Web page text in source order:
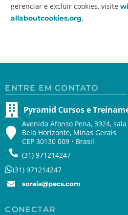
gerenciar e excluir cookies, visite
allaboutcookies.org.
ENTRE EM CONTATO
Pyramid Cursos e
Avenida Afonso Pena, 3924,
Belo Horizonte, Minas Gerais
CEP 30130 009 • Brasil
(31) 971214247
(31) 971214247
soraia@pecs.com
CONECTAR